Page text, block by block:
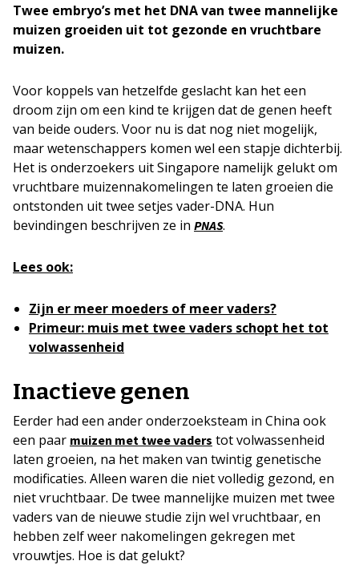
Twee embryo’s met het DNA van twee mannelijke
muizen groeiden uit tot gezonde en vruchtbare
muizen.
Voor koppels van hetzelfde geslacht kan het een
droom zijn om een kind te krijgen dat de genen heeft
van beide ouders. Voor nu is dat nog niet mogelijk,
maar wetenschappers komen wel een stapje dichterbij.
Het is onderzoekers uit Singapore namelijk gelukt om
vruchtbare muizennakomelingen te laten groeien die
ontstonden uit twee setjes vader-DNA. Hun
bevindingen beschrijven ze in PNAS.
Lees ook:
Zijn er meer moeders of meer vaders?
Primeur: muis met twee vaders schopt het tot
volwassenheid
Inactieve genen
Eerder had een ander onderzoeksteam in China ook
een paar muizen met twee vaders tot volwassenheid
laten groeien, na het maken van twintig genetische
modificaties. Alleen waren die niet volledig gezond, en
niet vruchtbaar. De twee mannelijke muizen met twee
vaders van de nieuwe studie zijn wel vruchtbaar, en
hebben zelf weer nakomelingen gekregen met
vrouwtjes. Hoe is dat gelukt?